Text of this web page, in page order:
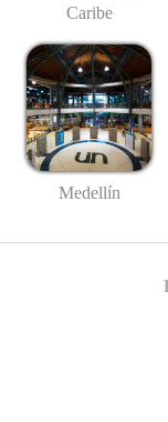
Caribe
Medellín